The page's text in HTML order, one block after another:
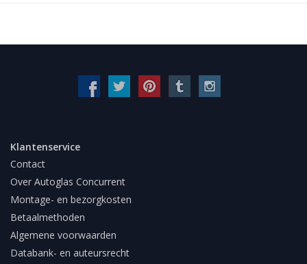
Klantenservice
Contact
Over Autoglas Concurrent
Montage- en bezorgkosten
Betaalmethoden
Algemene voorwaarden
Databank- en auteursrecht